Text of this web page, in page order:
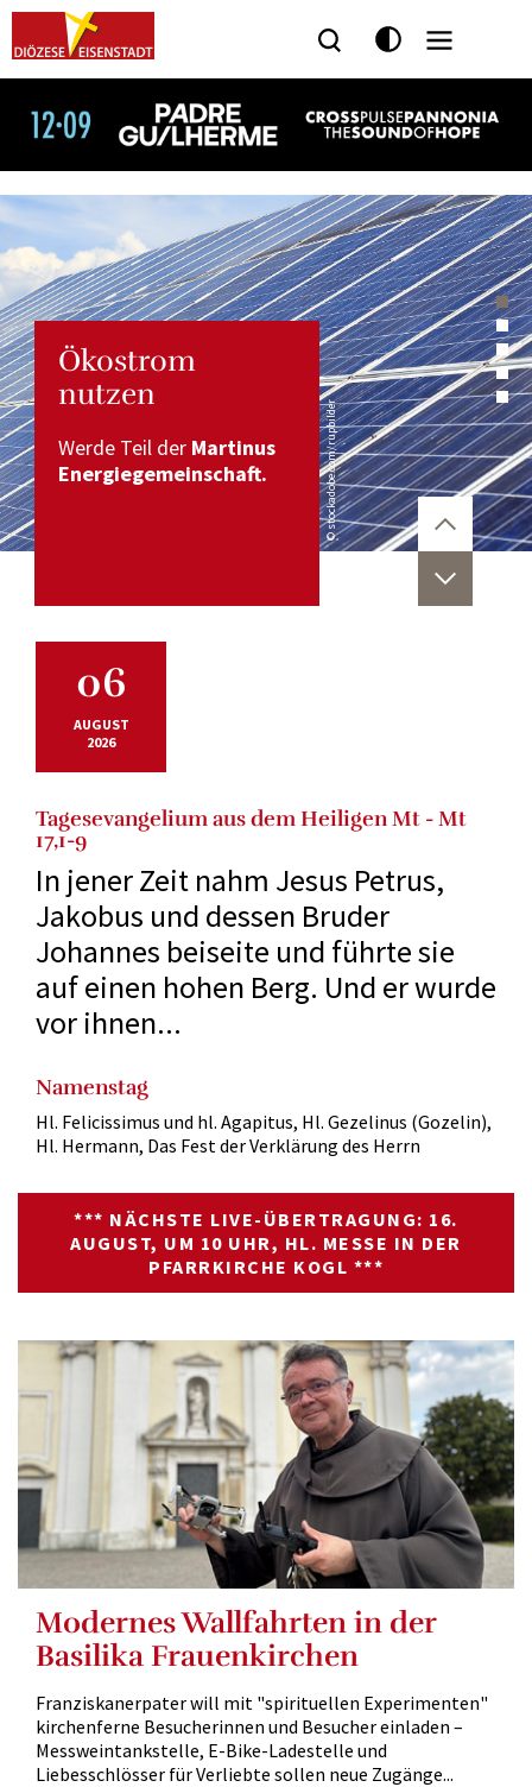
Ökostrom
nutzen
Werde Teil der Martinus
Energiegemeinschaft.
© stockadobe.com/rupbilder
06
AUGUST
2026
Tagesevangelium aus dem Heiligen Mt - Mt
17,1-9
In jener Zeit nahm Jesus Petrus,
Jakobus und dessen Bruder
Johannes beiseite und führte sie
auf einen hohen Berg. Und er wurde
vor ihnen...
Namenstag
Hl. Felicissimus und hl. Agapitus, Hl. Gezelinus (Gozelin),
Hl. Hermann, Das Fest der Verklärung des Herrn
*** NÄCHSTE LIVE-ÜBERTRAGUNG: 16.
AUGUST, UM 10 UHR, HL. MESSE IN DER
PFARRKIRCHE KOGL ***
Modernes Wallfahrten in der
Basilika Frauenkirchen
Franziskanerpater will mit "spirituellen Experimenten"
kirchenferne Besucherinnen und Besucher einladen –
Messweintankstelle, E-Bike-Ladestelle und
Liebesschlösser für Verliebte sollen neue Zugänge...